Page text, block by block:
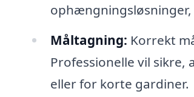
ophængningsløsninger,
Måltagning: Korrekt
Professionelle vil
eller for korte gardiner.